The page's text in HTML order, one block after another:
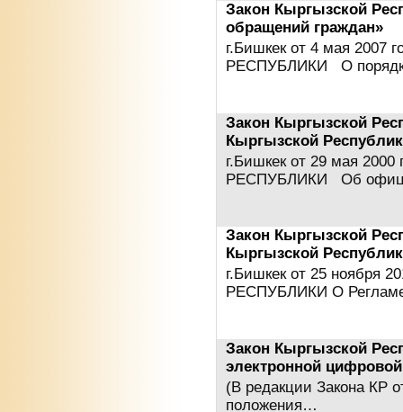
Закон Кыргызской
обращений граждан»
г.Бишкек от 4 мая
РЕСПУБЛИКИ О
Закон Кыргызской
Кыргызской
г.Бишкек от 29 мая
РЕСПУБЛИКИ Об
Закон Кыргызской
Кыргызской
г.Бишкек от 25 ноября
РЕСПУБЛИКИ О
Закон Кыргызской
электронной
(В редакции Закона КР
положения…